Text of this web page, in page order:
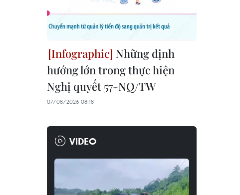
Những định
hướng lớn trong thực hiện
Nghị quyết 57-NQ/TW
07/08/2026 08:18
VIDEO